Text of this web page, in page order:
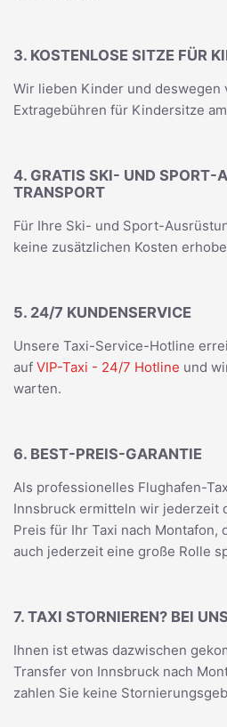
3. KOSTENLOSE SITZE FÜR
Wir lieben Kinder und deswegen
Extragebühren für Kindersitze
4. GRATIS SKI- UND SPORT-
TRANSPORT
Für Ihre Ski- und Sport-
keine zusätzlichen Kosten
5. 24/7 KUNDENSERVICE
Unsere Taxi-Service-Hotline
auf VIP-Taxi - 24/7 Hotline und
warten.
6. BEST-PREIS-GARANTIE
Als professionelles Flughafen-
Innsbruck ermitteln wir jederzeit
Preis für Ihr Taxi nach Montafon,
auch jederzeit eine große Rolle
7. TAXI STORNIEREN? BEI
Ihnen ist etwas dazwischen
Transfer von Innsbruck nach
zahlen Sie keine